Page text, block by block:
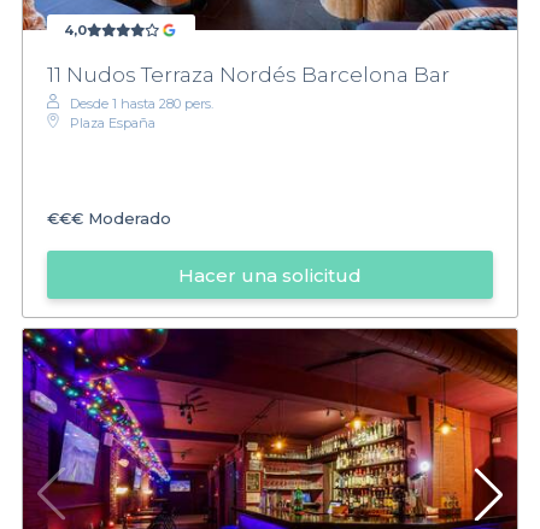
4,0
11 Nudos Terraza Nordés Barcelona Bar
Desde 1 hasta 280 pers.
Plaza España
€€€ Moderado
Hacer una solicitud